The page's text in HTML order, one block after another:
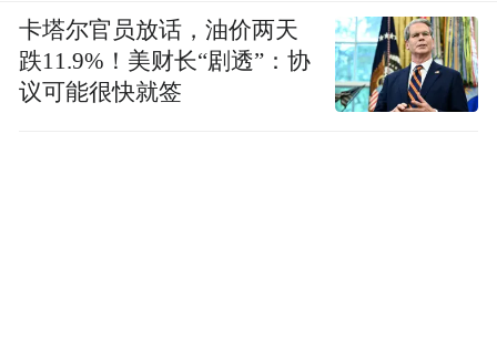
卡塔尔官员放话，油价两天
跌11.9%！美财长“剧透”：协
议可能很快就签